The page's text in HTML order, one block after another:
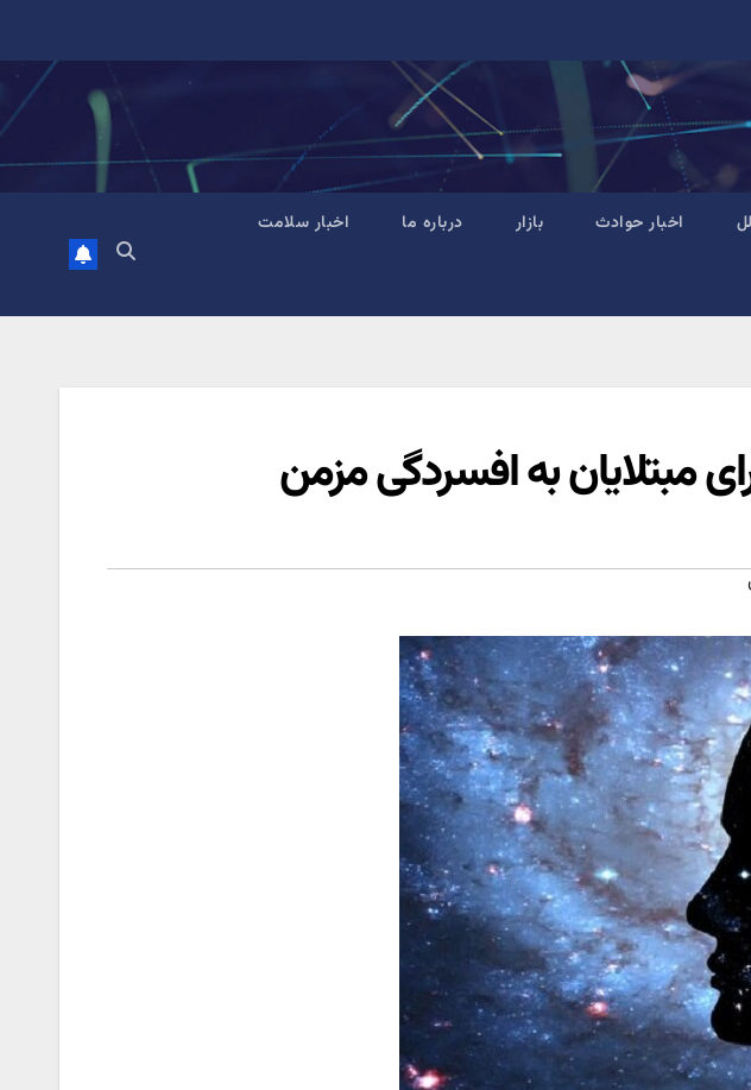
اخبار حوادث بازار درباره ما اخبار سلامت
مبتلایان به افسردگی مزمن